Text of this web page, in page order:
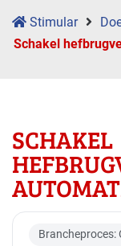
Stimular
Schakel
SCHAKEL
Brancheproces: